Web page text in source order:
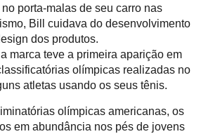
porta-malas de seu carro nas
Bill cuidava do desenvolvimento
dos produtos.
marca teve a primeira aparição em
olímpicas realizadas no
atletas usando os seus tênis.
olímpicas americanas, os
em abundância nos pés de jovens